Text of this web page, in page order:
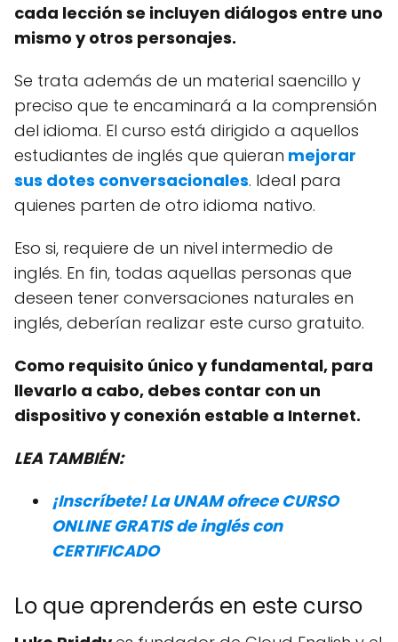
cada lección se incluyen diálogos entre uno
mismo y otros personajes.
Se trata además de un material saencillo y
preciso que te encaminará a la comprensión
del idioma. El curso está dirigido a aquellos
estudiantes de inglés que quieran mejorar
sus dotes conversacionales. Ideal para
quienes parten de otro idioma nativo.
Eso si, requiere de un nivel intermedio de
inglés. En fin, todas aquellas personas que
deseen tener conversaciones naturales en
inglés, deberían realizar este curso gratuito.
Como requisito único y fundamental, para
llevarlo a cabo, debes contar con un
dispositivo y conexión estable a Internet.
LEA TAMBIÉN:
¡Inscríbete! La UNAM ofrece CURSO
ONLINE GRATIS de inglés con
CERTIFICADO
Lo que aprenderás en este curso